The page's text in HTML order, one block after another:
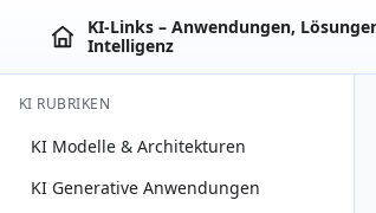
KI‑Links – Anwendungen,
Intelligenz
KI RUBRIKEN
KI Modelle & Architekturen
KI Generative Anwendungen